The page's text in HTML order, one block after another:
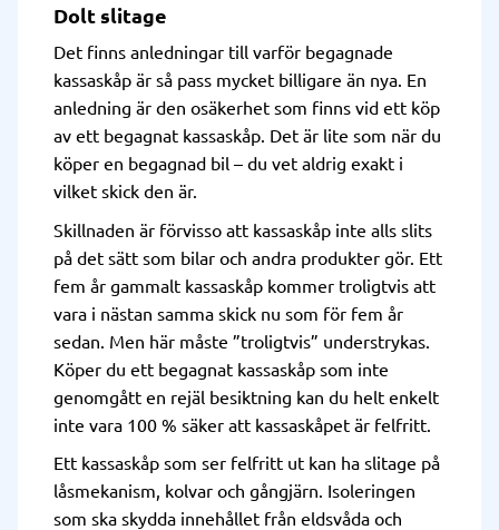
Dolt slitage
Det finns anledningar till varför begagnade
kassaskåp är så pass mycket billigare än nya. En
anledning är den osäkerhet som finns vid ett köp
av ett begagnat kassaskåp. Det är lite som när du
köper en begagnad bil – du vet aldrig exakt i
vilket skick den är.
Skillnaden är förvisso att kassaskåp inte alls slits
på det sätt som bilar och andra produkter gör. Ett
fem år gammalt kassaskåp kommer troligtvis att
vara i nästan samma skick nu som för fem år
sedan. Men här måste ”troligtvis” understrykas.
Köper du ett begagnat kassaskåp som inte
genomgått en rejäl besiktning kan du helt enkelt
inte vara 100 % säker att kassaskåpet är felfritt.
Ett kassaskåp som ser felfritt ut kan ha slitage på
låsmekanism, kolvar och gångjärn. Isoleringen
som ska skydda innehållet från eldsvåda och